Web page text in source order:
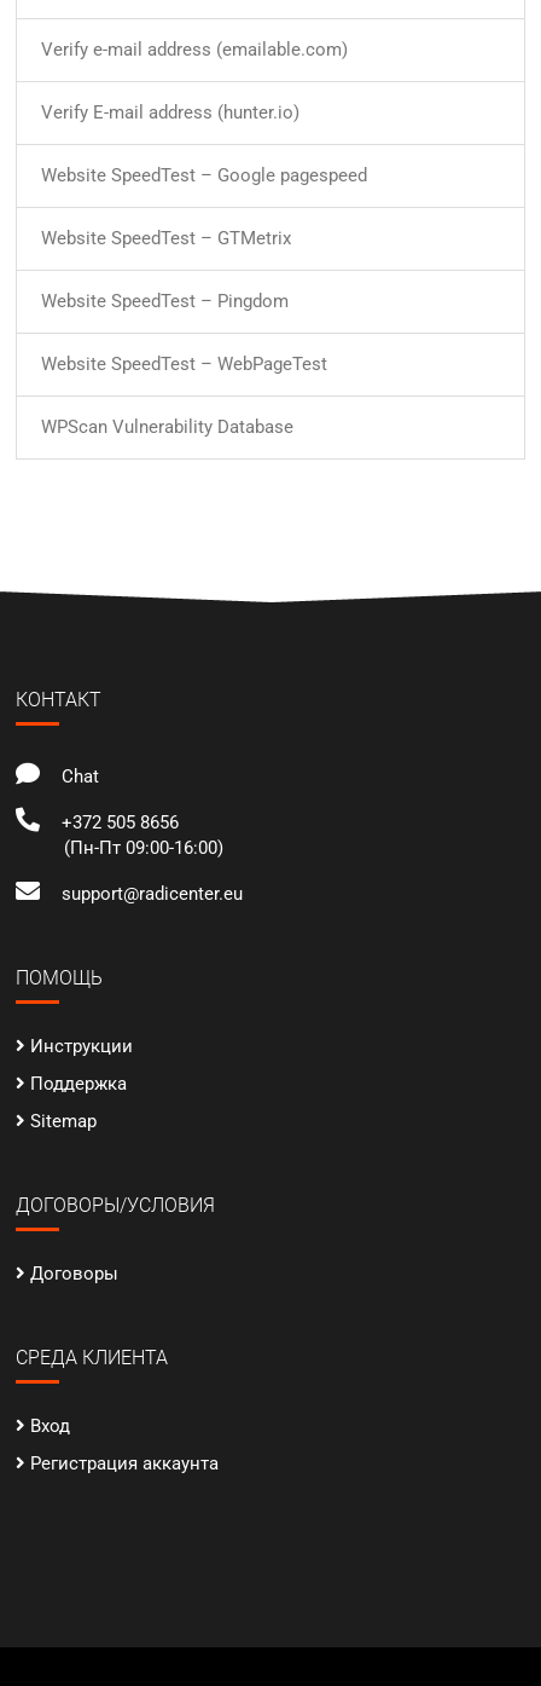
Verify e-mail address (emailable.com)
Verify E-mail address (hunter.io)
Website SpeedTest – Google pagespeed
Website SpeedTest – GTMetrix
Website SpeedTest – Pingdom
Website SpeedTest – WebPageTest
WPScan Vulnerability Database
КОНТАКТ
Chat
+372 505 8656
(Пн-Пт 09:00-16:00)
support@radicenter.eu
ПОМОЩЬ
Инструкции
Поддержка
Sitemap
ДОГОВОРЫ/УСЛОВИЯ
Договоры
СРЕДА КЛИЕНТА
Вход
Регистрация аккаунта